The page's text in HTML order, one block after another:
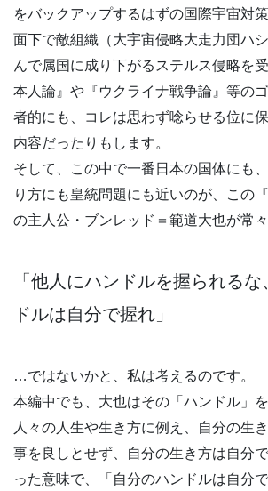
をバックアップするはずの国際宇宙対
面下で敵組織（大宇宙侵略大走力団ハ
んで属国に成り下がるステルス侵略を
本人論』や『ウクライナ戦争論』等の
者的にも、コレは思わず唸らせる位に
内容だったりもします。
そして、この中で一番日本の国体にも
り方にも皇統問題にも近いのが、この
の主人公・ブンレッド＝範道大也が常々
「他人にハンドルを握られる
ドルは自分で握れ」
…ではないかと、私は考えるのです。
本編中でも、大也はその「ハンドル」
人々の人生や生き方に例え、自分の生
事を良しとせず、自分の生き方は自分
った意味で、「自分のハンドルは自分